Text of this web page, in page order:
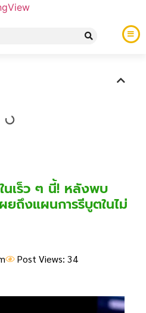
นเร็ว ๆ นี้! หลังพบ
ยถึงแผนการรีบูตในไม่
Post Views: 34